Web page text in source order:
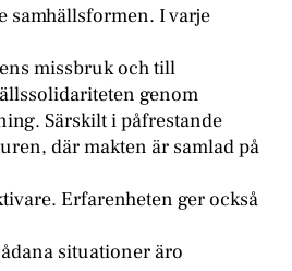
samhällsformen. I varje
missbruk och till
genom
Särskilt i påfrestande
där makten är samlad på
Erfarenheten ger också
situationer äro